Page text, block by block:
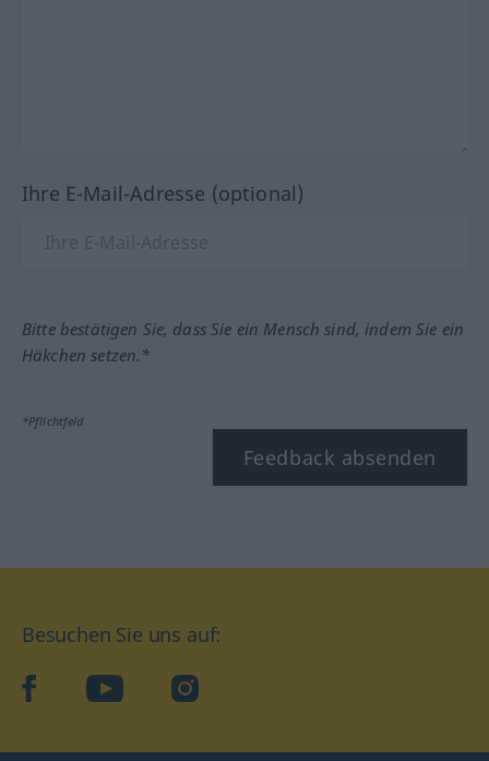
Ihre E-Mail-Adresse (optional)
Bitte bestätigen Sie, dass Sie ein Mensch sind, indem Sie ein
Häkchen setzen.*
*Pflichtfeld
Feedback absenden
Besuchen Sie uns auf:
facebookYouTube Instagram